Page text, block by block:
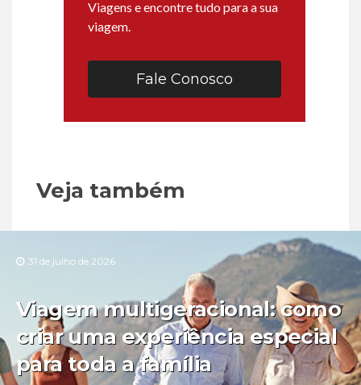
Viagens e encontre tudo para a sua
viagem.
Fale Conosco
Veja também
31 de julho de 2026
Viagem multigeracional: como
criar uma experiência especial
para toda a família